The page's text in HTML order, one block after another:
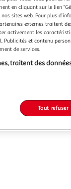
en cliquant sur le lien
sites web. Pour plus
externes traitent
activement les
et contenu
de services.
traitent des
Tout refuser